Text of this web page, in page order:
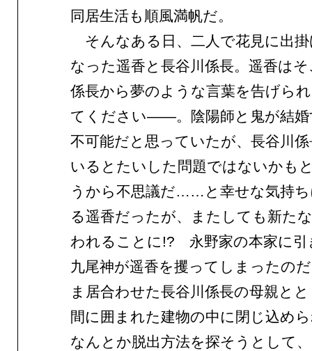
同居生活も順風満帆だ。
そんなある日、二人で花見に出
なった遥香と長谷川係長。遥香は
係長から夢のような言葉を告げら
てください——。陰陽師と鬼が結
不可能だと思っていたが、長谷川
いるとたいした問題ではないかも
うから不思議だ……と幸せな気持
る遥香だったが、またしても新た
われることに!? 永野家の本家に引
九尾神が遥香を攫ってしまったの
ま居合わせた長谷川係長の母親と
間に囲まれた建物の中に閉じ込め
なんとか脱出方法を探そうとして